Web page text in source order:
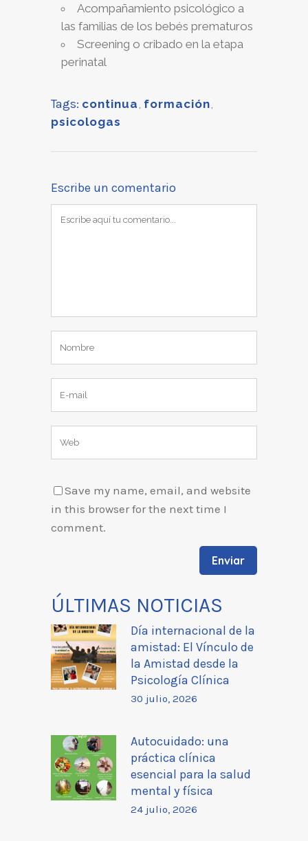
Acompañamiento psicológico a
las familias de los bebés prematuros
Screening o cribado en la etapa
perinatal
Tags: continua formación
psicologas
Escribe un comentario
Save my name, email, and website
in this browser for the next time I
comment.
ÚLTIMAS NOTICIAS
Día internacional de la
amistad: El Vínculo de
la Amistad desde la
Psicología Clínica
30 julio, 2026
Autocuidado: una
práctica clínica
esencial para la salud
mental y física
24 julio, 2026